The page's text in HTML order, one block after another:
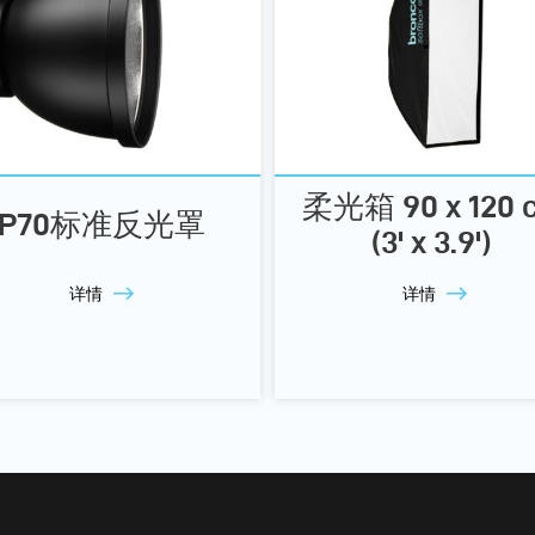
标准反光罩
详情
柔光箱 90 x 120
(3' x 3.9')
详情